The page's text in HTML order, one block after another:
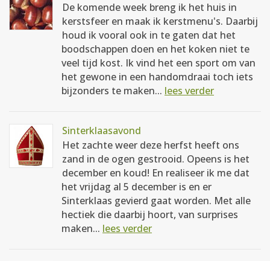
De komende week breng ik het huis in
kerstsfeer en maak ik kerstmenu's. Daarbij
houd ik vooral ook in te gaten dat het
boodschappen doen en het koken niet te
veel tijd kost. Ik vind het een sport om van
het gewone in een handomdraai toch iets
bijzonders te maken... lees verder
Sinterklaasavond
Het zachte weer deze herfst heeft ons
zand in de ogen gestrooid. Opeens is het
december en koud! En realiseer ik me dat
het vrijdag al 5 december is en er
Sinterklaas gevierd gaat worden. Met alle
hectiek die daarbij hoort, van surprises
maken... lees verder